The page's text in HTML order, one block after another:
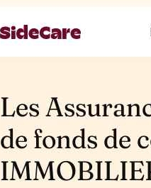
Les
de fonds de